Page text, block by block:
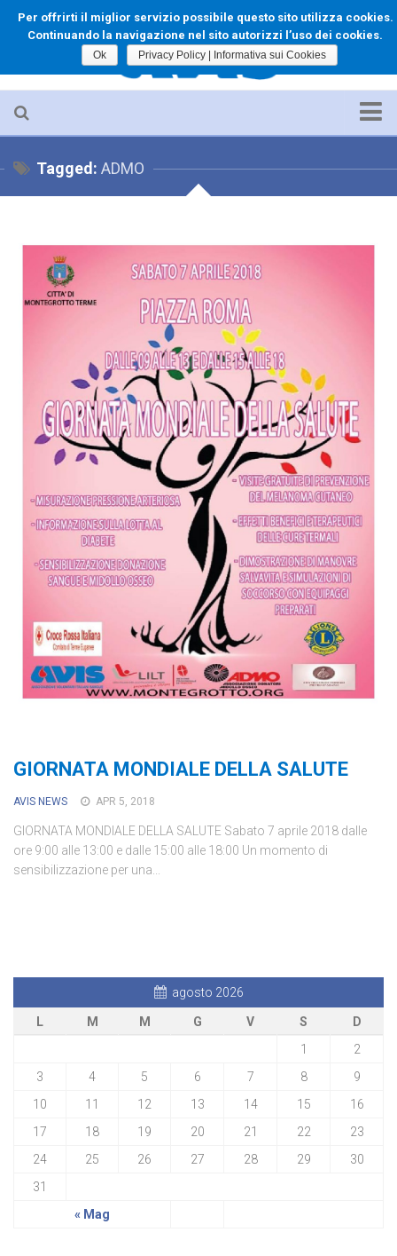
Cenni Scientifici
Per chi vuole donare
Storia di Torreglia
Come Arrivare
Cosa Vedere
Villa Vescovi
Chiesa di San Sabino
Festa della Mira
Avis News
Contatti
Privacy Policy | Informativa sui Cookies
Tagged: ADMO
GIORNATA MONDIALE DELLA SALUTE
AVIS NEWS APR 5, 2018
GIORNATA MONDIALE DELLA SALUTE Sabato 7 aprile 2018 dalle
ore 9:00 alle 13:00 e dalle 15:00 alle 18:00 Un momento di
sensibilizzazione per una...
agosto 2026
L M M G V S D
« Mag
1
2
3
4 5 6 7 8
9
10
11 12 13 14 15
16
17
18 19 20 21 22
23
24
25 26 27 28 29
30
31
Per offrirti il miglior servizio possibile questo sito utilizza cookies.
Continuando la navigazione nel sito autorizzi l’uso dei cookies.
Ok Privacy Policy | Informativa sui Cookies